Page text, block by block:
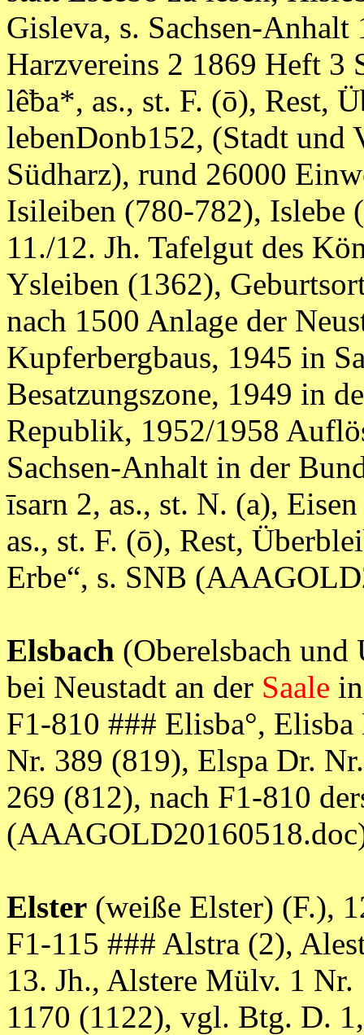
Gisleva, s. Sachsen-
Harzvereins 2 1869 Heft 3
lêƀa*, as., st. F. (ō), Rest,
lebenDonb152, (Stadt
Südharz), rund 26000
Isileiben (780-782), Islebe
11./12. Jh. Tafelgut des
Ysleiben (1362),
nach 1500 Anlage der
Kupferbergbaus, 1945 in
Besatzungszone, 1949 in
Republik, 1952/1958
Sachsen-Anhalt in der
īsarn 2, as., st. N. (a),
as., st. F. (ō), Rest,
Erbe“, s. SNB
Elsbach (Oberelsbach und
bei Neustadt an der Saale
F1-810 ### Elisba°,
Nr. 389 (819), Elspa Dr.
269 (812), nach F1-810
Elster (weiße Elster) (F.),
F1-115 ### Alstra (2),
13. Jh., Alstere Mülv. 1
1170 (1122), vgl. Btg. D.